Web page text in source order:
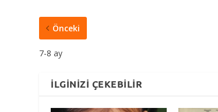
Önceki
7-8 ay
İLGINIZI ÇEKEBILIR